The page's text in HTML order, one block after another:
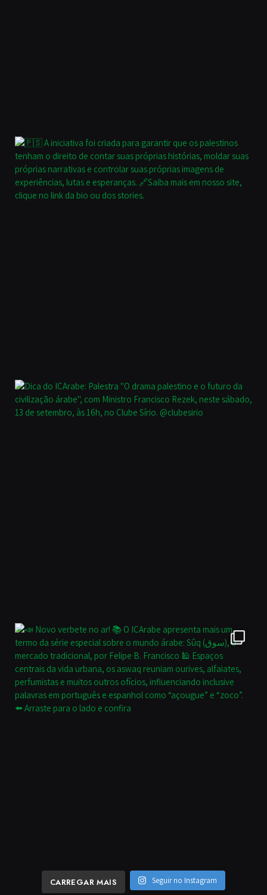
CARREGAR MAIS Seguir no Instagram